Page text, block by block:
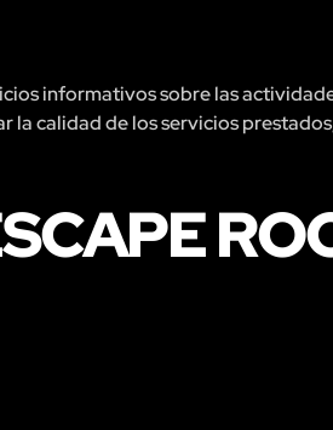
informativos sobre las
calidad de los servicios